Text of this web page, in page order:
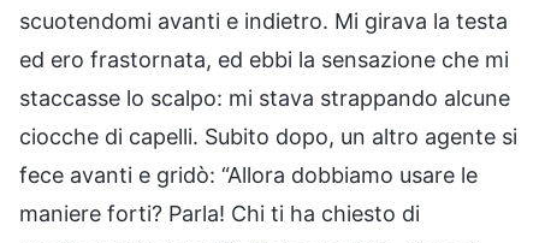
scuotendomi avanti e indietro. Mi girava la testa
ed ero frastornata, ed ebbi la sensazione che mi
staccasse lo scalpo: mi stava strappando alcune
ciocche di capelli. Subito dopo, un altro agente si
fece avanti e gridò: “Allora dobbiamo usare le
maniere forti? Parla! Chi ti ha chiesto di